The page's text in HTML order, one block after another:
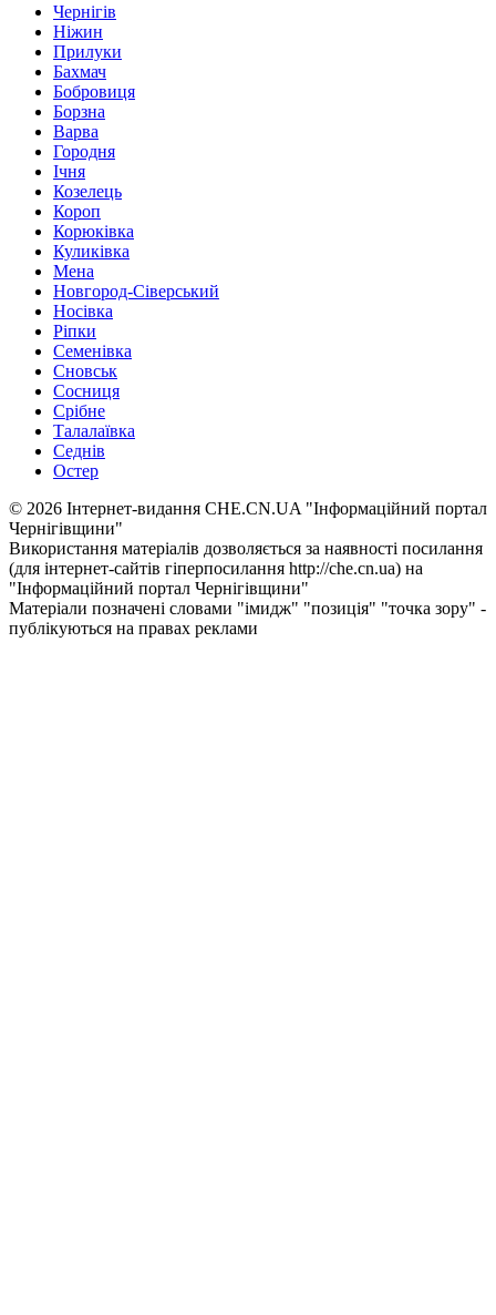
Чернігів
Ніжин
Прилуки
Бахмач
Бобровиця
Борзна
Варва
Городня
Ічня
Козелець
Короп
Корюківка
Куликівка
Мена
Новгород-Сіверський
Носівка
Ріпки
Семенівка
Сновськ
Сосниця
Срібне
Талалаївка
Седнів
Остер
© 2026 Інтернет-видання CHE.CN.UA "Інформаційний портал
Чернiгiвщини"
Використання матеріалів дозволяється за наявності посилання
(для інтернет-сайтів гіперпосилання http://che.cn.ua) на
"Інформаційний портал Чернiгiвщини"
Матеріали позначені словами "імидж" "позиція" "точка зору" -
публікуються на правах реклами